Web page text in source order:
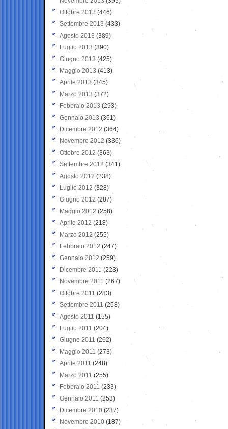
Ottobre 2013 (446)
Settembre 2013 (433)
Agosto 2013 (389)
Luglio 2013 (390)
Giugno 2013 (425)
Maggio 2013 (413)
Aprile 2013 (345)
Marzo 2013 (372)
Febbraio 2013 (293)
Gennaio 2013 (361)
Dicembre 2012 (364)
Novembre 2012 (336)
Ottobre 2012 (363)
Settembre 2012 (341)
Agosto 2012 (238)
Luglio 2012 (328)
Giugno 2012 (287)
Maggio 2012 (258)
Aprile 2012 (218)
Marzo 2012 (255)
Febbraio 2012 (247)
Gennaio 2012 (259)
Dicembre 2011 (223)
Novembre 2011 (267)
Ottobre 2011 (283)
Settembre 2011 (268)
Agosto 2011 (155)
Luglio 2011 (204)
Giugno 2011 (262)
Maggio 2011 (273)
Aprile 2011 (248)
Marzo 2011 (255)
Febbraio 2011 (233)
Gennaio 2011 (253)
Dicembre 2010 (237)
Novembre 2010 (187)